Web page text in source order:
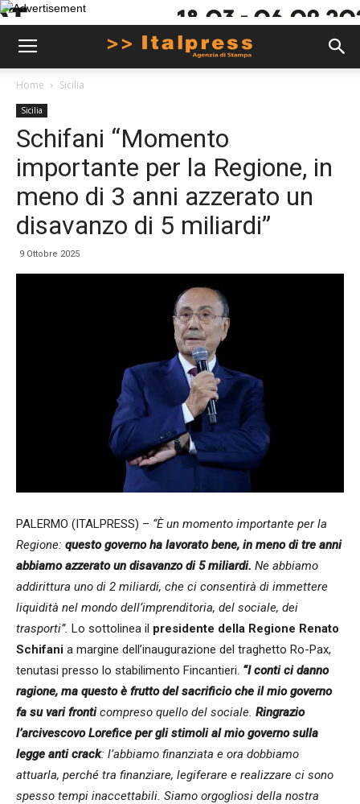
Home Sicilia
Sicilia
Schifani “Momento
importante per la Regione, in
meno di 3 anni azzerato un
disavanzo di 5 miliardi”
9 Ottobre 2025
PALERMO (ITALPRESS) – “È un momento importante per la
Regione: questo governo ha lavorato bene, in meno di tre anni
abbiamo azzerato un disavanzo di 5 miliardi. Ne abbiamo
addirittura uno di 2 miliardi, che ci consentirà di immettere
liquidità nel mondo dell’imprenditoria, del sociale, dei
trasporti”. Lo sottolinea il presidente della Regione Renato
Schifani a margine dell’inaugurazione del traghetto Ro-Pax,
tenutasi presso lo stabilimento Fincantieri. “I conti ci danno
ragione, ma questo è frutto del sacrificio che il mio governo
fa su vari fronticompreso quello del sociale. Ringrazio
l’arcivescovo Lorefice per gli stimoli al mio governo sulla
legge anti crack: l’abbiamo finanziata e ora dobbiamo
attuarla, perché tra finanziare, legiferare e realizzare ci sono
spesso tempi inaccettabili. Siamo orgogliosi della nostra